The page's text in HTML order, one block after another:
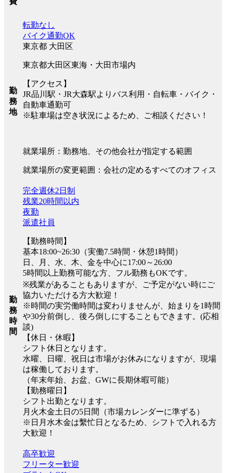
勤
務
地
転勤なし
バイク通勤OK
東京都 大田区
東京都大田区東海・大田市場内
【アクセス】
JR品川駅・JR大森駅よりバス利用・自転車・バイク・
自動車通勤可
※駐車場は空き状況によるため、ご相談ください！
就業場所：勤務地、その他会社が指定する範囲
就業場所の変更範囲：会社の定めるすべてのオフィス
勤
務
時
間
完全週休2日制
残業20時間以内
夜勤
派遣社員
【勤務時間】
基本18:00~26:30（実働7.5時間・休憩1時間）
日、月、水、木、金を中心に17:00～26:00
5時間以上勤務可能な方、フル勤務もOKです。
※残業があることもありますが、ご予定がない時にご
協力いただける方大歓迎！
※時間の実労働時間は変わりませんが、始まりを1時間
や30分前倒し、後ろ倒しにすることもできます。(応相
談)
【休日・休暇】
シフト休日となります。
水曜、日曜、祝日は市場がお休みになりますが、現場
は稼働しております。
（年末年始、お盆、GWに長期休暇可能）
【勤務曜日】
シフト出勤となります。
月火木金土日の5日間（市場カレンダーに準ずる）
※日月水木金は繫忙日となるため、シフトで入れる方
大歓迎！
高卒歓迎
フリーター歓迎